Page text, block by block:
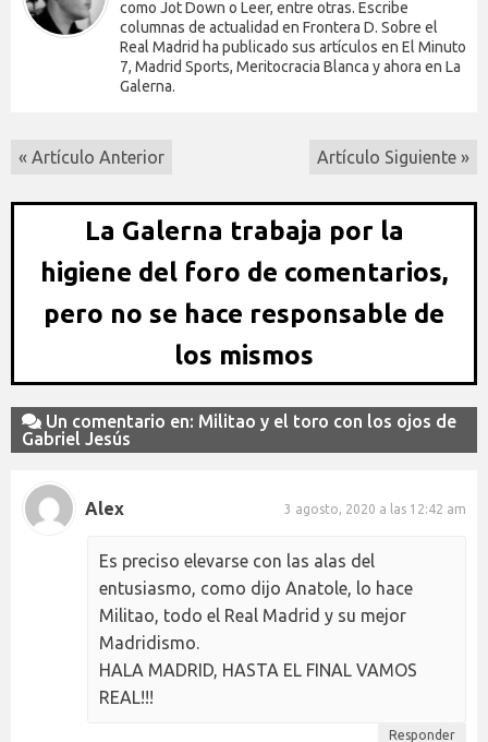
como Jot Down o Leer, entre otras. Escribe
columnas de actualidad en Frontera D. Sobre el
Real Madrid ha publicado sus artículos en El Minuto
7, Madrid Sports, Meritocracia Blanca y ahora en La
Galerna.
« Artículo Anterior Artículo Siguiente »
La Galerna trabaja por la
higiene del foro de comentarios,
pero no se hace responsable de
los mismos
Un comentario en: Militao y el toro con los ojos de
Gabriel Jesús
Alex 3 agosto, 2020 a las 12:42 am
Es preciso elevarse con las alas del
entusiasmo, como dijo Anatole, lo hace
Militao, todo el Real Madrid y su mejor
Madridismo.
HALA MADRID, HASTA EL FINAL VAMOS
REAL!!!
Responder